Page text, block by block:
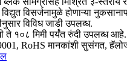
विसर्जनामुळे होणाऱ्या
विविध जाडी उपलब्ध.
ते १०८ मिमी पर्यंत रुंदी उपलब्ध आहे.
RoHS मानकांशी सुसंगत,